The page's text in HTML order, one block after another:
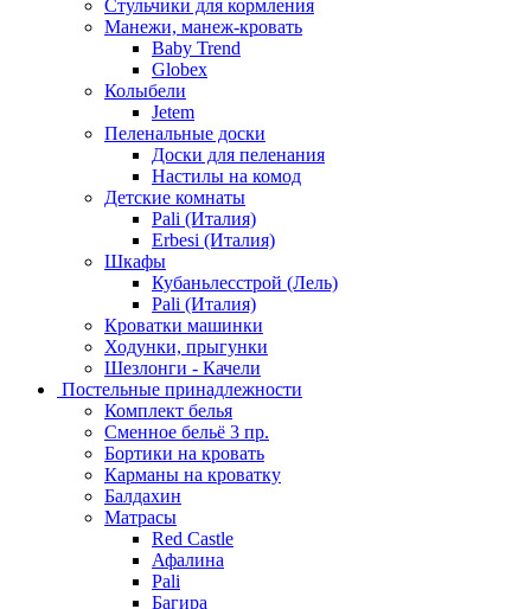
Стульчики для кормления
Манежи, манеж-кровать
Baby Trend
Globex
Колыбели
Jetem
Пеленальные доски
Доски для пеленания
Настилы на комод
Детские комнаты
Pali (Италия)
Erbesi (Италия)
Шкафы
Кубаньлесстрой (Лель)
Pali (Италия)
Кроватки машинки
Ходунки, прыгунки
Шезлонги - Качели
Постельные принадлежности
Комплект белья
Сменное бельё 3 пр.
Бортики на кровать
Карманы на кроватку
Балдахин
Матрасы
Red Castle
Афалина
Pali
Багира